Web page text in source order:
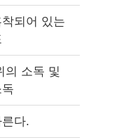
되어 있는
의 소독 및
다.